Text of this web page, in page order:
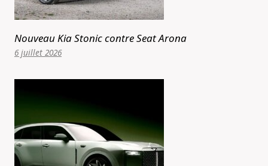
Nouveau Kia Stonic contre Seat Arona
6 juillet 2026